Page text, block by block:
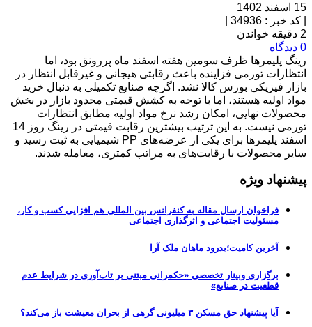
15 اسفند 1402
کد خبر : 34936
2 دقیقه خواندن
0 دیدگاه
رینگ پلیمرها ظرف سومین هفته اسفند ماه پررونق بود، اما
انتظارات تورمی فزاینده باعث رقابتی هیجانی و غیرقابل انتظار در
بازار فیزیکی بورس کالا نشد. اگرچه صنایع تکمیلی به دنبال خرید
مواد اولیه هستند، اما با توجه به کشش قیمتی محدود بازار در بخش
محصولات نهایی، امکان رشد نرخ مواد اولیه مطابق انتظارات
تورمی نیست. به این ترتیب بیشترین رقابت قیمتی در رینگ روز 14
اسفند پلیمرها برای یکی از عرضه‌های PP شیمیایی به ثبت رسید و
سایر محصولات با رقابت‌های به مراتب کمتری، معامله شدند.
پیشنهاد ویژه
فراخوان ارسال مقاله به کنفرانس بین المللی هم افزایی کسب و کار،
مسئولیت اجتماعی و اثرگذاری اجتماعی
آخرین کامیت؛بدرود ماهان ملک آرا
برگزاری وبینار تخصصی «حکمرانی مبتنی بر تاب‌آوری در شرایط عدم
قطعیت در صنایع»
آیا پیشنهاد حق مسکن ۳ میلیونی گرهی از بحران معیشت باز می‌کند؟